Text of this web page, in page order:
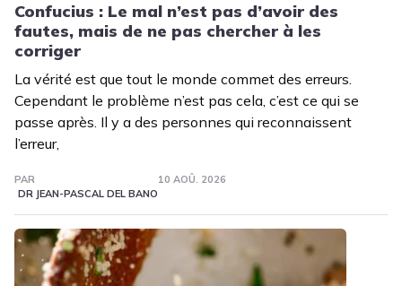
Confucius : Le mal n’est pas d’avoir des
fautes, mais de ne pas chercher à les
corriger
La vérité est que tout le monde commet des erreurs.
Cependant le problème n’est pas cela, c’est ce qui se
passe après. Il y a des personnes qui reconnaissent
l’erreur,
PAR
DR JEAN-PASCAL DEL BANO
10 AOÛ. 2026